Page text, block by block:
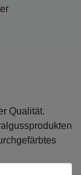
Qualität.